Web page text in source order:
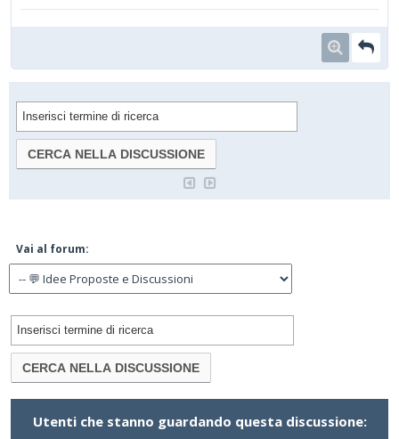
Vai al forum:
Utenti che stanno guardando questa discussione: